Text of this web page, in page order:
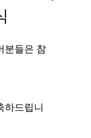
분들은 참
하드립니